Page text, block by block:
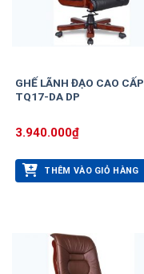
GHẾ LÃNH ĐẠO CAO CẤP
TQ17-DA DP
3.940.000₫
THÊM VÀO GIỎ HÀNG